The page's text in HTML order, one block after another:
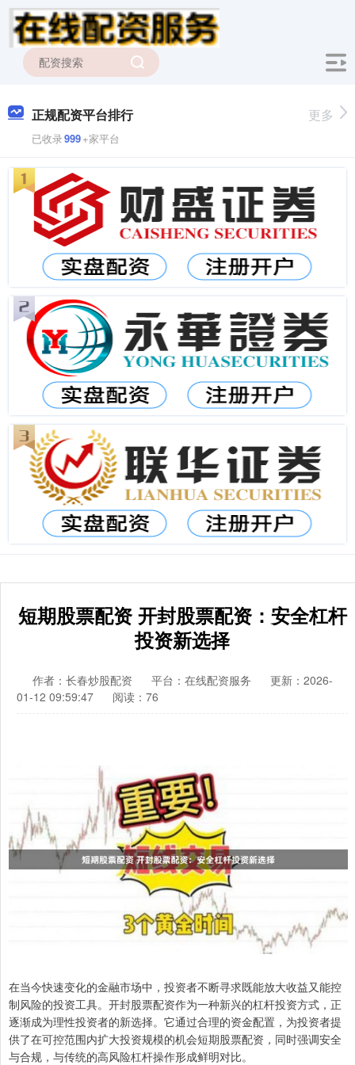
正规配资平台排行
已收录999+家平台
更多
短期股票配资 开封股票配资：安全杠杆
投资新选择
作者：长春炒股配资 平台：在线配资服务
更新：2026-
01-12 09:59:47
阅读：76
在当今快速变化的金融市场中，投资者不断寻求既能放大收益又能控
制风险的投资工具。开封股票配资作为一种新兴的杠杆投资方式，正
逐渐成为理性投资者的新选择。它通过合理的资金配置，为投资者提
供了在可控范围内扩大投资规模的机会短期股票配资，同时强调安全
与合规，与传统的高风险杠杆操作形成鲜明对比。